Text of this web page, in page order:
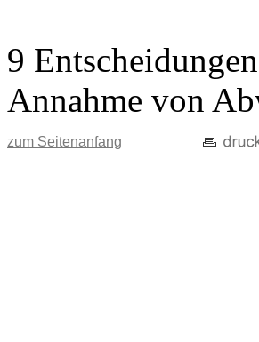
9
Annahme von
zum Seitenanfang